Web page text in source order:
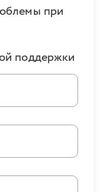
при
поддержки